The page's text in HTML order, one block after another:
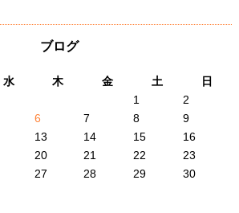
ブログ
水 木 金 土
日
1
2
6 7 8
9
13 14 15
16
20 21 22
23
27 28 29
30